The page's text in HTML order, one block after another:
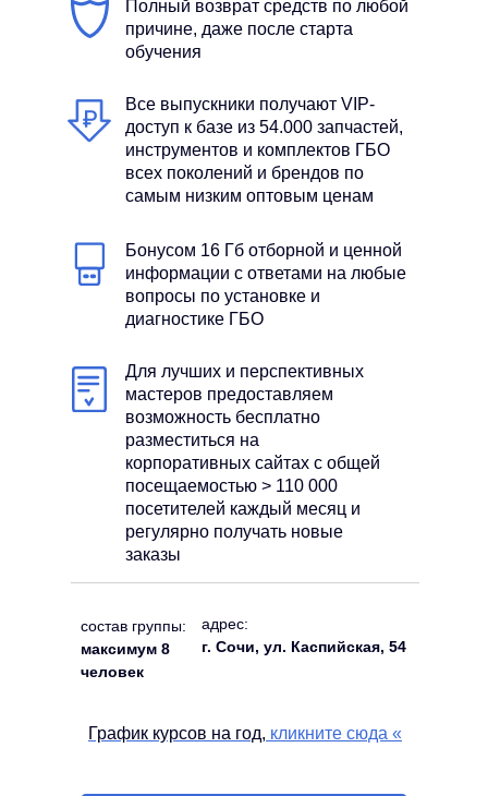
Полный возврат средств по любой
причине, даже после старта
обучения
состав группы:
максимум 8
человек
адрес:
г. Сочи, ул. Каспийская, 54
Все выпускники получают VIP-
доступ к базе из 54.000 запчастей,
инструментов и комплектов ГБО
всех поколений и брендов по
самым низким оптовым ценам
Бонусом 16 Гб отборной и ценной
информации с ответами на любые
вопросы по установке и
диагностике ГБО
Для лучших и перспективных
мастеров предоставляем
возможность бесплатно
разместиться на
корпоративных сайтах с общей
посещаемостью > 110 000
посетителей каждый месяц и
регулярно получать новые
заказы
График курсов на год, кликните сюда «